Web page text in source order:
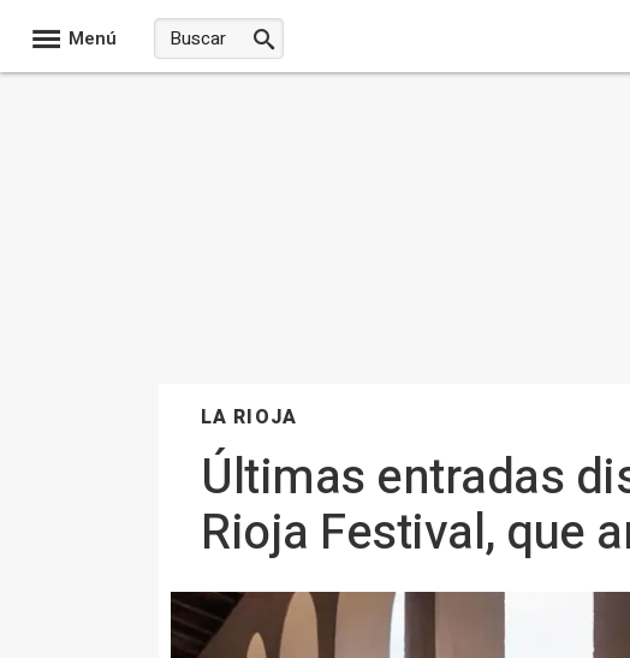
Menú
LA RIOJA
Últimas entradas
Rioja Festival, que